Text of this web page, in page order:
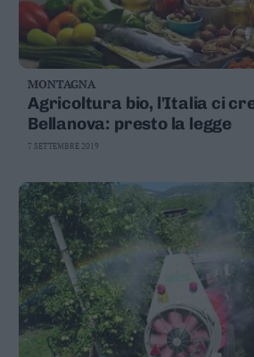
MONTAGNA
Agricoltura bio, l'Italia ci
Bellanova: presto la legge
7 SETTEMBRE 2019